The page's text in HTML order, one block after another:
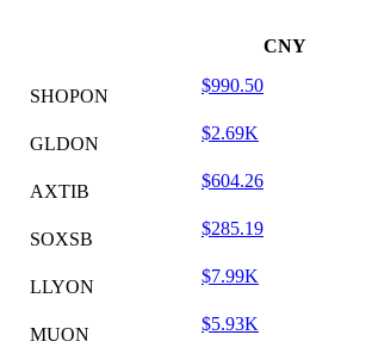
CNY
SHOPON
$990.50
GLDON
$2.69K
AXTIB
$604.26
SOXSB
$285.19
LLYON
$7.99K
MUON
$5.93K